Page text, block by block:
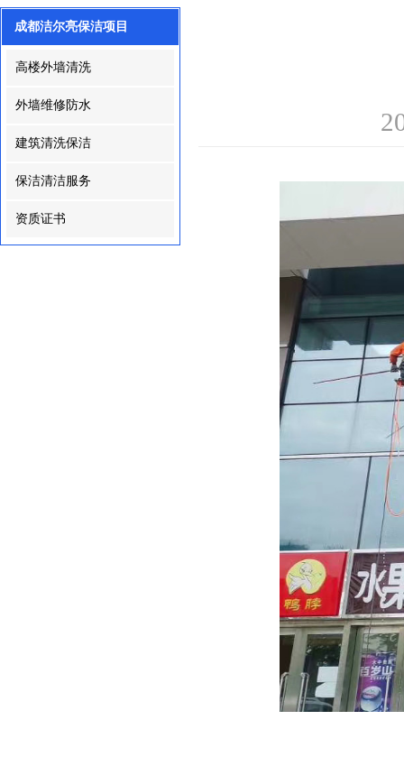
成都洁尔亮保洁项目
高楼外墙清洗
外墙维修防水
建筑清洗保洁
保洁清洁服务
资质证书